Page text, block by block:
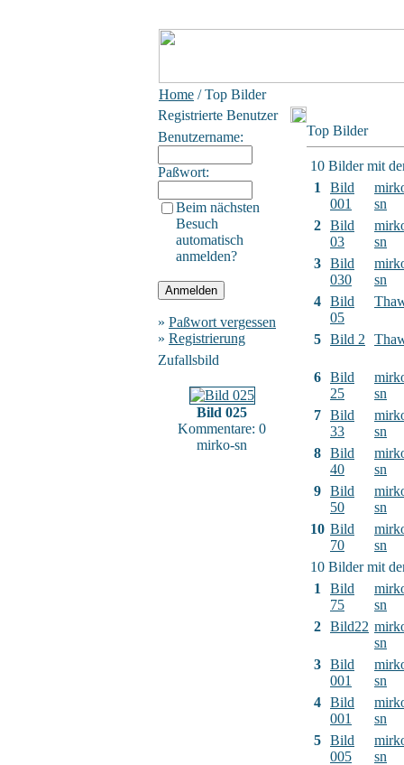
Home / Top Bilder
Registrierte Benutzer
Benutzername:
Paßwort:
Beim nächsten
Besuch
automatisch
anmelden?
» Paßwort vergessen
» Registrierung
Zufallsbild
Bild 025
Kommentare: 0
mirko-sn
Top Bilder
10 Bilder mit
1
Bild
001
sn
2 Bild
03
sn
3 Bild
030
sn
4 Bild
05
5 Bild 2
6 Bild
25
sn
7 Bild
33
sn
8 Bild
40
sn
9 Bild
50
sn
10 Bild
70
sn
10 Bilder mit
1
Bild
75
sn
2 Bild22
sn
3 Bild
001
sn
4 Bild
001
sn
5 Bild
005
sn